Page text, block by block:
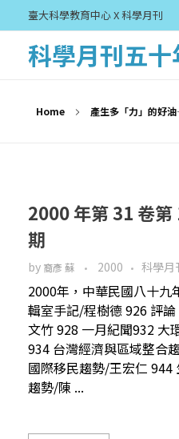
臺大科學教育中心 X 科學月刊
科學月刊五
Home 產生多「力」的好
2000 年第 31 卷
期
by 裔彥 蘇 2000 科學月
2000年，中華民國八十九
輯室手記/程樹德 926 評
文竹 928 一月紀聞932 大
934 台灣經濟與區域整合
國際移民趨勢/王宏仁 944
趨勢/陳 ...